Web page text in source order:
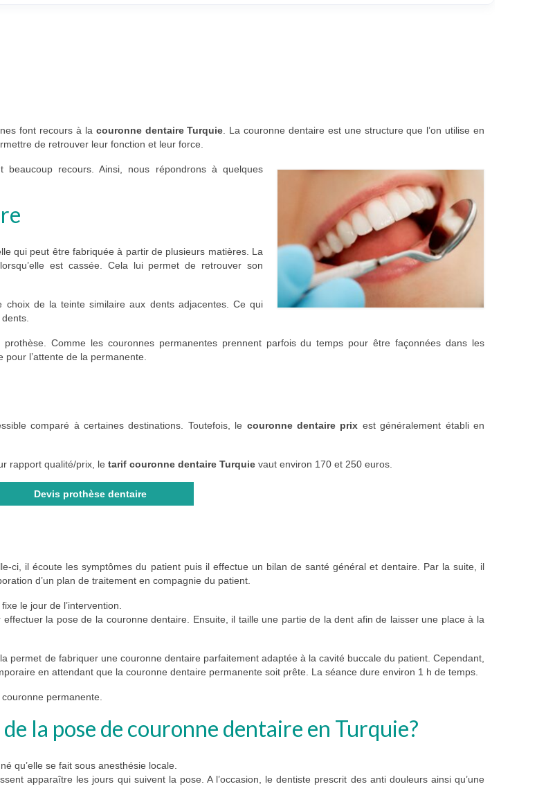
font recours à la couronne dentaire Turquie . La couronne dentaire est une structure que l’on utilise en
de retrouver leur fonction et leur force.
beaucoup recours. Ainsi, nous répondrons à quelques
qui peut être fabriquée à partir de plusieurs matières. La
est cassée. Cela lui permet de retrouver son
choix de la teinte similaire aux dents adjacentes. Ce qui
Comme les couronnes permanentes prennent parfois du temps pour être façonnées dans les
l’attente de la permanente.
comparé à certaines destinations. Toutefois, le couronne dentaire prix est généralement établi en
rapport qualité/prix, le tarif couronne dentaire Turquie vaut environ 170 et 250 euros.
Devis prothèse dentaire
ci, il écoute les symptômes du patient puis il effectue un bilan de santé général et dentaire. Par la suite, il
d’un plan de traitement en compagnie du patient.
le jour de l’intervention.
la pose de la couronne dentaire. Ensuite, il taille une partie de la dent afin de laisser une place à la
permet de fabriquer une couronne dentaire parfaitement adaptée à la cavité buccale du patient. Cependant,
en attendant que la couronne dentaire permanente soit prête. La séance dure environ 1 h de temps.
permanente.
la pose de couronne dentaire en Turquie?
qu’elle se fait sous anesthésie locale.
apparaître les jours qui suivent la pose. A l’occasion, le dentiste prescrit des anti douleurs ainsi qu’une